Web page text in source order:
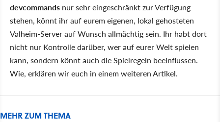
devcommands nur sehr eingeschränkt zur Verfügung
stehen, könnt ihr auf eurem eigenen, lokal gehosteten
Valheim-Server auf Wunsch allmächtig sein. Ihr habt dort
nicht nur Kontrolle darüber, wer auf eurer Welt spielen
kann, sondern könnt auch die Spielregeln beeinflussen.
Wie, erklären wir euch in einem weiteren Artikel.
MEHR ZUM THEMA